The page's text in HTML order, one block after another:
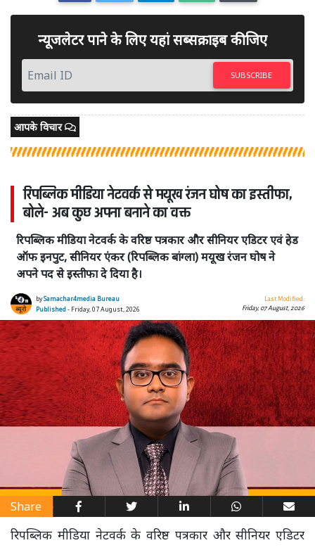
न्यूजलेटर पाने के लिए यहां सब्सक्राइब कीजिए
SUBSCRIBE
आपके विचार
रिपब्लिक मीडिया नेटवर्क से मयूख रंजन घोष का इस्तीफा,
बोले- अब कुछ अपना बनाने का वक्त
रिपब्लिक मीडिया नेटवर्क के वरिष्ठ पत्रकार और सीनियर एडिटर एवं हेड
ऑफ इनपुट, सीनियर एंकर (रिपब्लिक बांग्ला) मयूख रंजन घोष ने
अपने पद से इस्तीफा दे दिया है।
bySamachar4media Bureau
Published - Friday, 07 August, 2026
Last Modified:
Friday, 07 August, 2026
Share
रिपब्लिक मीडिया नेटवर्क के वरिष्ठ पत्रकार और सीनियर एडिटर